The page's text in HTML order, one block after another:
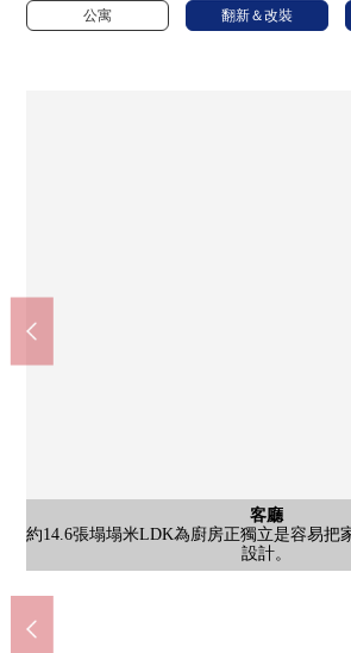
公寓 翻新＆改裝
客廳
約14.6張塌塌米LDK為廚房正獨立是容易把
設計。
風景
來自適合東南的陽台的風
客廳
約14.6張塌塌米LDK為廚房正獨立是容易把
設計。
客廳
約14.6張塌塌米LDK為廚房正獨立是容易把
設計。
外觀
1999年建築的15層的
廚房
因為是牆在的廚房所以收納量是豐
公共汽車
是有浴室烘乾機的浴室。
洗臉
盥洗台
室內
在約4.7張塌塌米西式房間，為面向適合東
室內
對約5.0張塌塌米多功能室，有嵌
收納
嵌入式衣櫃
客廳
約14.6張塌塌米LDK為廚房正獨立是容易把
設計。
客廳
約14.6張塌塌米LDK為廚房正獨立是容易把
設計。
客廳
約14.6張塌塌米LDK為廚房正獨立是容易把
設計。
門口
門口旁邊的鞋櫃收納豐富
廁所
廁所
廚房
廚房
洗臉
洗臉室
室內
在約4.7張塌塌米西式房間，為面向適合東
室內
約5.0張塌塌米多功能室
其他
洗衣機堆放處
入口
到最近車站步行6分鐘交通便捷
入口
集合郵筒
其他當地
共用部分因為有宅配保管櫃所以便於不
停車場
是用地裡面的Mansion專用的
外觀
1999年建築的15層的
入口
3車站3沿線能利用，交通
入口
到最近車站步行6分鐘交通便捷
外觀
1999年建築的15層的
停車場
腳踏車停放處
停車場
腳踏車停放處
停車場
摩托車堆放處
其他
設備
洗臉
洗臉
廚房
廚房
其他
設備
其他
設備